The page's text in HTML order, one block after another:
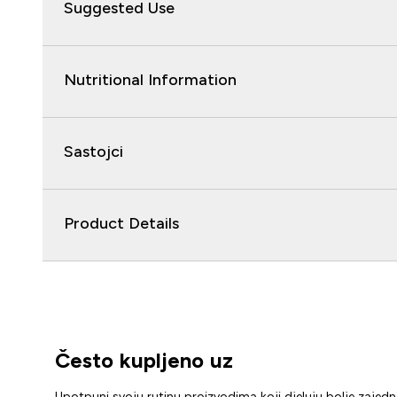
Suggested Use
Nutritional Information
Sastojci
Product Details
Često kupljeno uz